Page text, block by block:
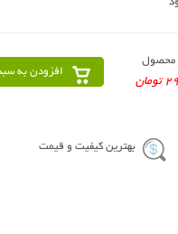
محصول
افزودن به
بهترین کیفیت و قیمت